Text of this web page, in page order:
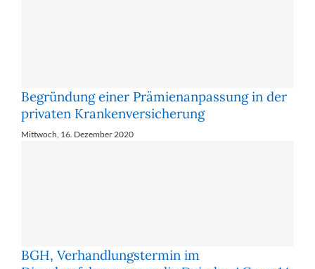
Begründung einer Prämienanpassung in der
privaten Krankenversicherung
Mittwoch, 16. Dezember 2020
BGH, Verhandlungstermin im